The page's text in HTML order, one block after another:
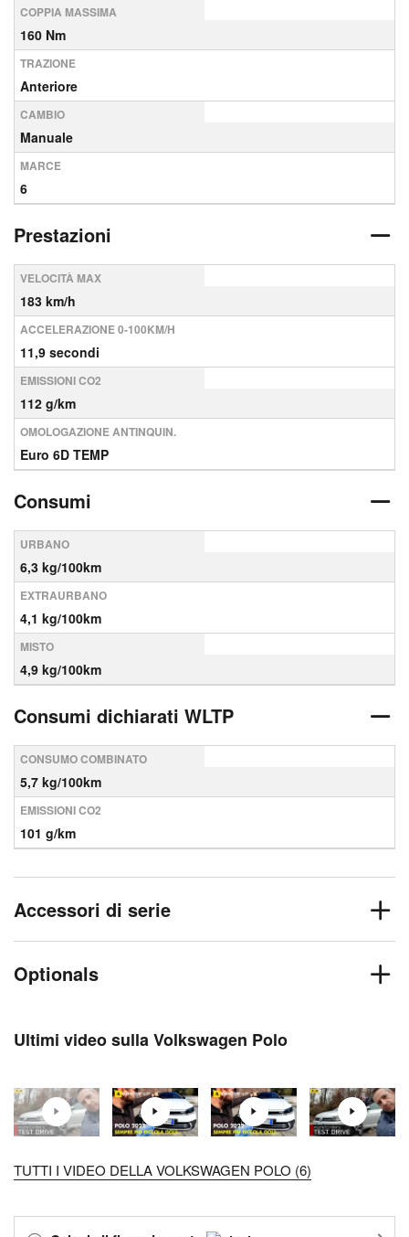
COPPIA MASSIMA
160 Nm
TRAZIONE
Anteriore
CAMBIO
Manuale
MARCE
6
Prestazioni
VELOCITÀ MAX
183 km/h
ACCELERAZIONE 0-100KM/H
11,9 secondi
EMISSIONI CO2
112 g/km
OMOLOGAZIONE ANTINQUIN.
Euro 6D TEMP
Consumi
URBANO
6,3 kg/100km
EXTRAURBANO
4,1 kg/100km
MISTO
4,9 kg/100km
Consumi dichiarati WLTP
CONSUMO COMBINATO
5,7 kg/100km
EMISSIONI CO2
101 g/km
Accessori di serie
Optionals
Ultimi video sulla Volkswagen Polo
TUTTI I VIDEO DELLA VOLKSWAGEN POLO (6)